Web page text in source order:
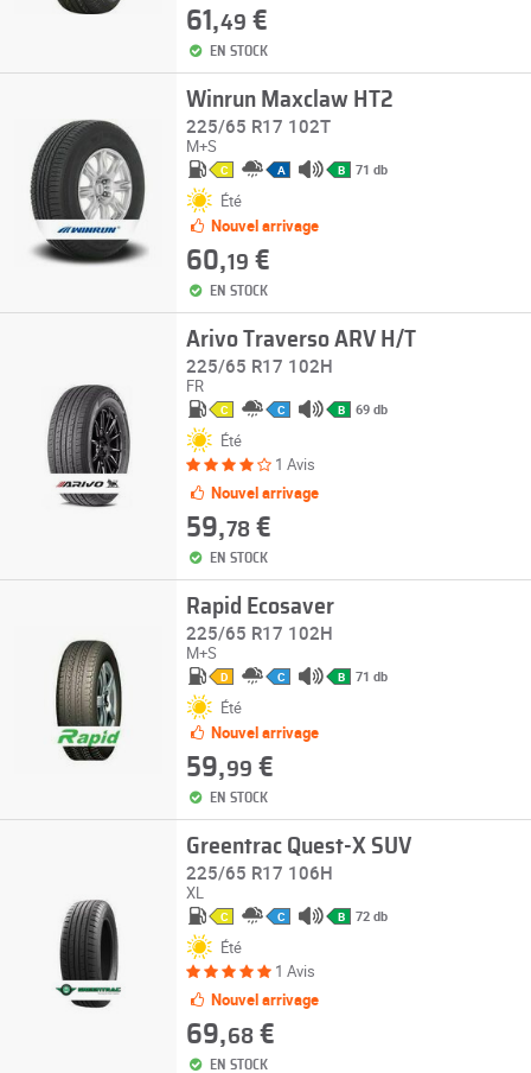
61,49 €
EN STOCK
Winrun Maxclaw HT2
225/65 R17 102T
M+S
C A B 71 db
Été
Nouvel arrivage
60,19 €
EN STOCK
Arivo Traverso ARV H/T
225/65 R17 102H
FR
C C B 69 db
Été
1 Avis
Nouvel arrivage
59,78€
EN STOCK
Rapid Ecosaver
225/65 R17 102H
M+S
D C B 71 db
Été
Nouvel arrivage
59,99 €
EN STOCK
Greentrac Quest-X SUV
225/65 R17 106H
XL
C C B 72 db
Été
1 Avis
Nouvel arrivage
69,68€
EN STOCK